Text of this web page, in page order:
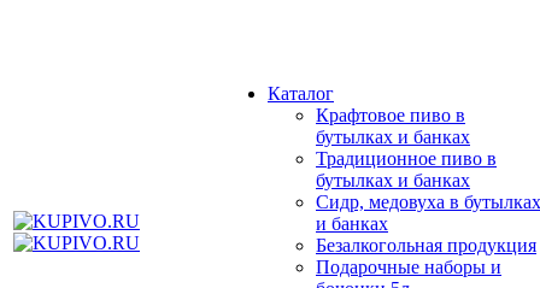
Каталог
Крафтовое пиво в
бутылках и банках
Традиционное пиво в
бутылках и банках
Сидр, медовуха в бутылках
и банках
Безалкогольная продукция
Подарочные наборы и